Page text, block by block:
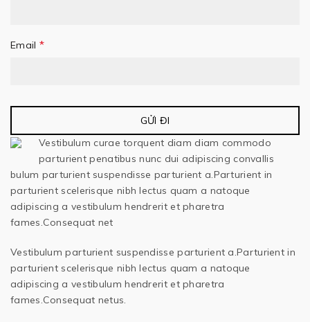
Email *
Vestibulum curae torquent diam diam commodo
parturient penatibus nunc dui adipiscing convallis
bulum parturient suspendisse parturient a.Parturient in
parturient scelerisque nibh lectus quam a natoque
adipiscing a vestibulum hendrerit et pharetra
fames.Consequat net
Vestibulum parturient suspendisse parturient a.Parturient in
parturient scelerisque nibh lectus quam a natoque
adipiscing a vestibulum hendrerit et pharetra
fames.Consequat netus.